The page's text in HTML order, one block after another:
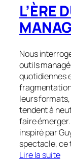
L’ÈRE
Nous
outils
quotidiennes
leurs formats,
tendent à
faire
inspiré par
spectacle, ce
Lire la suite